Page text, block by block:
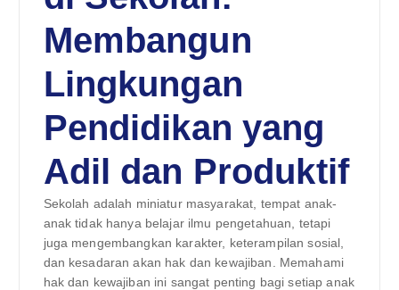
Membangun
Lingkungan
Pendidikan yang
Adil dan Produktif
Sekolah adalah miniatur masyarakat, tempat anak-
anak tidak hanya belajar ilmu pengetahuan, tetapi
juga mengembangkan karakter, keterampilan sosial,
dan kesadaran akan hak dan kewajiban. Memahami
hak dan kewajiban ini sangat penting bagi setiap anak